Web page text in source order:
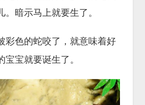
。暗示马上就要生了。
彩色的蛇咬了，就意味着好
宝宝就要诞生了。